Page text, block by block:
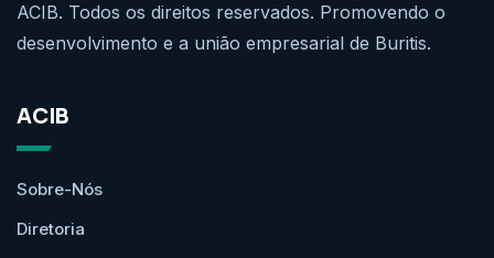
ACIB. Todos os direitos reservados. Promovendo o
desenvolvimento e a união empresarial de Buritis.
ACIB
Sobre-Nós
Diretoria